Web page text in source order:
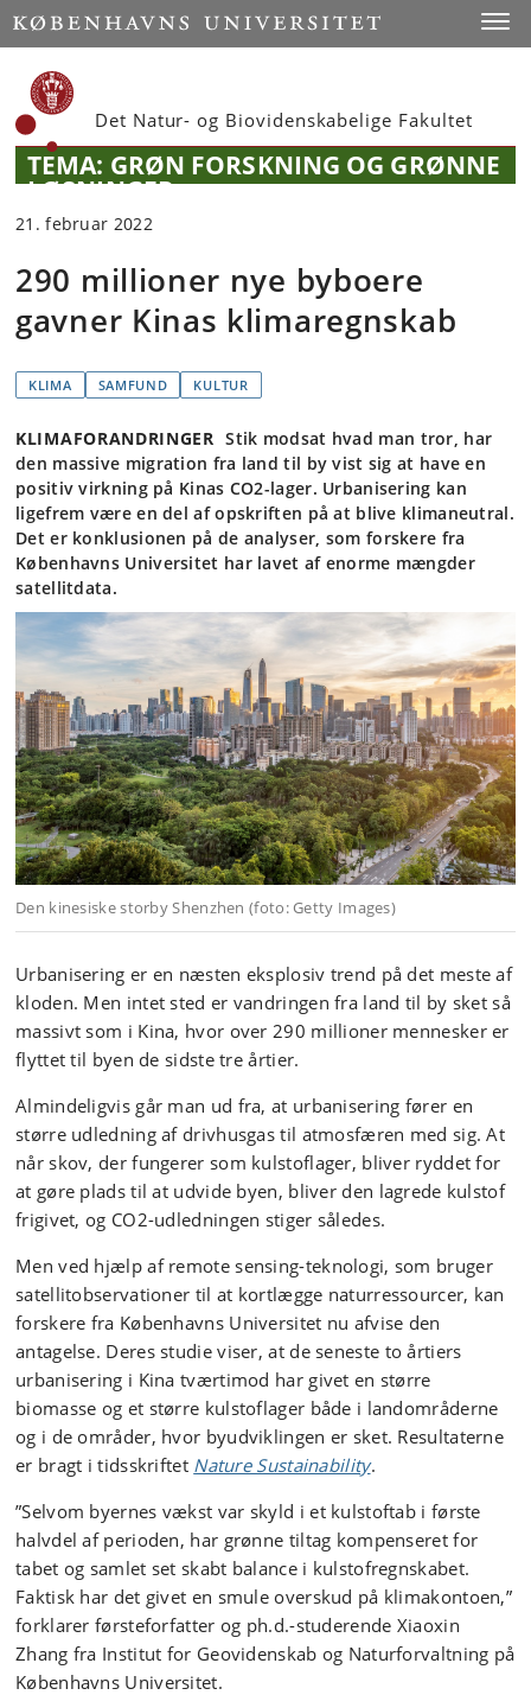
Start
Det Natur- og Biovidenskabelige Fakultet
TEMA: GRØN FORSKNING OG GRØNNE
LØSNINGER
21. februar 2022
290 millioner nye byboere
gavner Kinas klimaregnskab
KLIMA SAMFUND KULTUR
KLIMAFORANDRINGER Stik modsat hvad man tror, har
den massive migration fra land til by vist sig at have en
positiv virkning på Kinas CO2-lager. Urbanisering kan
ligefrem være en del af opskriften på at blive klimaneutral.
Det er konklusionen på de analyser, som forskere fra
Københavns Universitet har lavet af enorme mængder
satellitdata.
Den kinesiske storby Shenzhen (foto: Getty Images)
Urbanisering er en næsten eksplosiv trend på det meste af
kloden. Men intet sted er vandringen fra land til by sket så
massivt som i Kina, hvor over 290 millioner mennesker er
flyttet til byen de sidste tre årtier.
Almindeligvis går man ud fra, at urbanisering fører en
større udledning af drivhusgas til atmosfæren med sig. At
når skov, der fungerer som kulstoflager, bliver ryddet for
at gøre plads til at udvide byen, bliver den lagrede kulstof
frigivet, og CO2-udledningen stiger således.
Men ved hjælp af remote sensing-teknologi, som bruger
satellitobservationer til at kortlægge naturressourcer, kan
forskere fra Københavns Universitet nu afvise den
antagelse. Deres studie viser, at de seneste to årtiers
urbanisering i Kina tværtimod har givet en større
biomasse og et større kulstoflager både i landområderne
og i de områder, hvor byudviklingen er sket. Resultaterne
er bragt i tidsskriftet Nature Sustainability.
”Selvom byernes vækst var skyld i et kulstoftab i første
halvdel af perioden, har grønne tiltag kompenseret for
tabet og samlet set skabt balance i kulstofregnskabet.
Faktisk har det givet en smule overskud på klimakontoen,”
forklarer førsteforfatter og ph.d.-studerende Xiaoxin
Zhang fra Institut for Geovidenskab og Naturforvaltning på
Københavns Universitet.